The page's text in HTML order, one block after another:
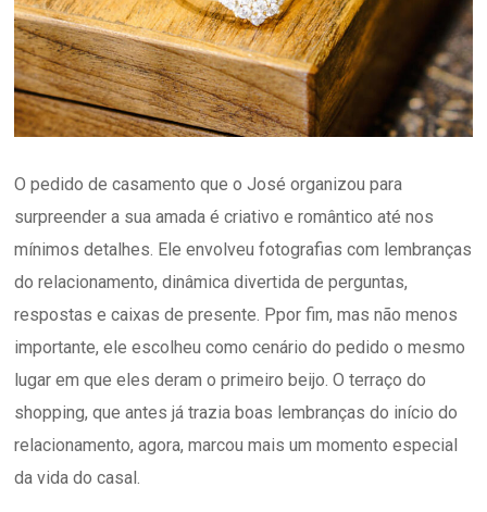
O pedido de casamento que o José organizou para
surpreender a sua amada é criativo e romântico até nos
mínimos detalhes. Ele envolveu fotografias com lembranças
do relacionamento, dinâmica divertida de perguntas,
respostas e caixas de presente. Ppor fim, mas não menos
importante, ele escolheu como cenário do pedido o mesmo
lugar em que eles deram o primeiro beijo. O terraço do
shopping, que antes já trazia boas lembranças do início do
relacionamento, agora, marcou mais um momento especial
da vida do casal.